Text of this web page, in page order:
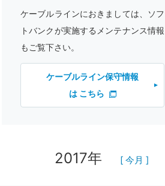
ケーブルラインにおきましては、ソフ
トバンクが実施するメンテナンス情報
もご覧下さい。
ケーブルライン保守情報
は こちら
2017年 [ 今月 ]